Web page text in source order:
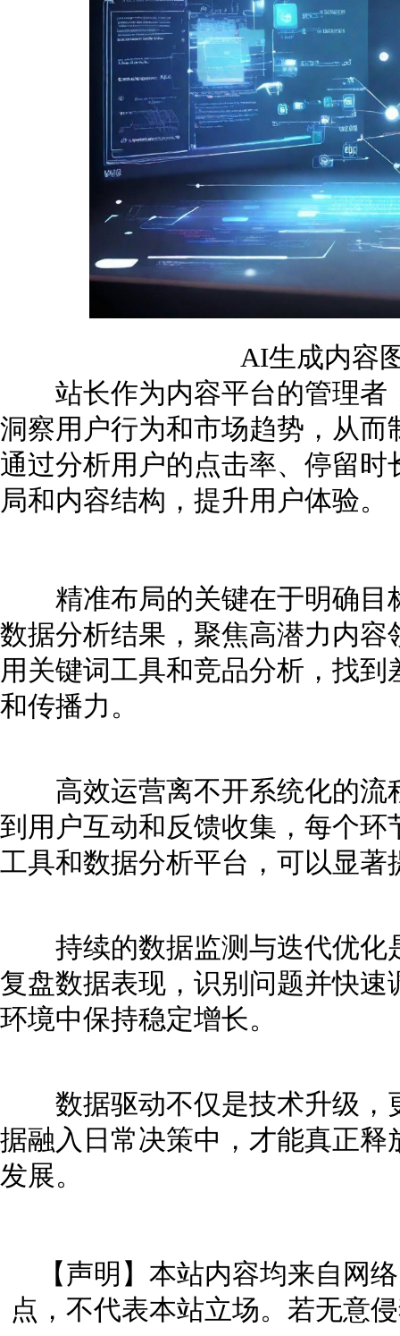
AI生成内容
站长作为内容平台的管理者
洞察用户行为和市场趋势，从
通过分析用户的点击率、停留
局和内容结构，提升用户体验。
精准布局的关键在于明确目
数据分析结果，聚焦高潜力内
用关键词工具和竞品分析，找
和传播力。
高效运营离不开系统化的流
到用户互动和反馈收集，每个
工具和数据分析平台，可以显
持续的数据监测与迭代优化
复盘数据表现，识别问题并快
环境中保持稳定增长。
数据驱动不仅是技术升级，
据融入日常决策中，才能真正
发展。
【声明】本站内容均来自网
点，不代表本站立场。若无意